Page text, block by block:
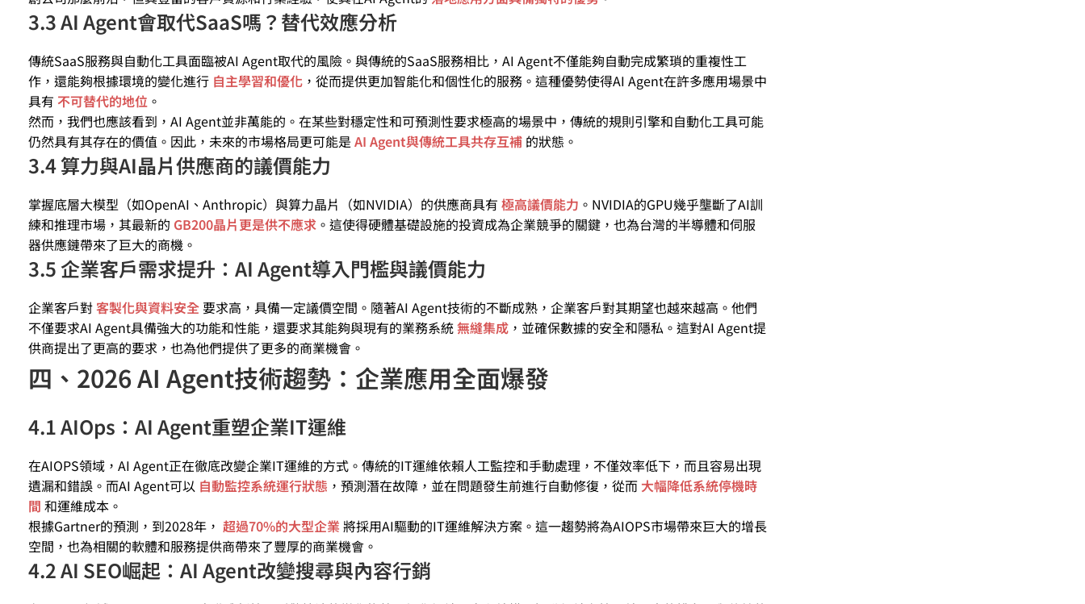
3.3 AI Agent會取代SaaS嗎？替代效應分析
傳統SaaS服務與自動化工具面臨被AI Agent取代的風險。與傳統的SaaS服務相比，AI Agent不僅能夠自動完成繁瑣的重複性工
作，還能夠根據環境的變化進行 自主學習和優化 ，從而提供更加智能化和個性化的服務。這種優勢使得AI Agent在許多應用場景中
具有 不可替代的地位 。
然而，我們也應該看到，AI Agent並非萬能的。在某些對穩定性和可預測性要求極高的場景中，傳統的規則引擎和自動化工具可能
仍然具有其存在的價值。因此，未來的市場格局更可能是 AI Agent與傳統工具共存互補 的狀態。
3.4 算力與AI晶片供應商的議價能力
掌握底層大模型（如OpenAI、Anthropic）與算力晶片（如NVIDIA）的供應商具有 極高議價能力 。NVIDIA的GPU幾乎壟斷了AI訓
練和推理市場，其最新的 GB200晶片更是供不應求 。這使得硬體基礎設施的投資成為企業競爭的關鍵，也為台灣的半導體和伺服
器供應鏈帶來了巨大的商機。
3.5 企業客戶需求提升：AI Agent導入門檻與議價能力
企業客戶對客製化與資料安全要求高，具備一定議價空間。隨著AI Agent技術的不斷成熟，企業客戶對其期望也越來越高。他們
不僅要求AI Agent具備強大的功能和性能，還要求其能夠與現有的業務系統無縫集成 ，並確保數據的安全和隱私。這對AI Agent提
供商提出了更高的要求，也為他們提供了更多的商業機會。
四、2026 AI Agent技術趨勢：企業應用全面爆發
4.1 AIOps：AI Agent重塑企業IT運維
在AIOPS領域，AI Agent正在徹底改變企業IT運維的方式。傳統的IT運維依賴人工監控和手動處理，不僅效率低下，而且容易出現
遺漏和錯誤。而AI Agent可以 自動監控系統運行狀態 ，預測潛在故障，並在問題發生前進行自動修復，從而 大幅降低系統停機時
間 和運維成本。
根據Gartner的預測，到2028年， 超過70%的大型企業 將採用AI驅動的IT運維解決方案。這一趨勢將為AIOPS市場帶來巨大的增長
空間，也為相關的軟體和服務提供商帶來了豐厚的商業機會。
4.2 AI SEO崛起：AI Agent改變搜尋與內容行銷